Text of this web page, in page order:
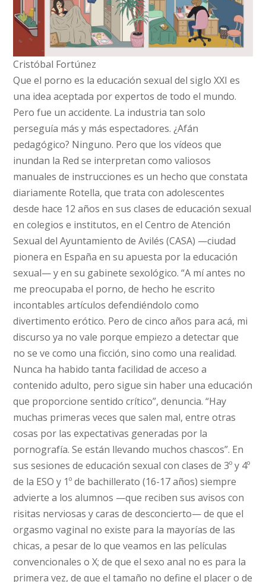
Cristóbal Fortúnez
Que el porno es la educación sexual del siglo XXI es
una idea aceptada por expertos de todo el mundo.
Pero fue un accidente. La industria tan solo
perseguía más y más espectadores. ¿Afán
pedagógico? Ninguno. Pero que los vídeos que
inundan la Red se interpretan como valiosos
manuales de instrucciones es un hecho que constata
diariamente Rotella, que trata con adolescentes
desde hace 12 años en sus clases de educación sexual
en colegios e institutos, en el Centro de Atención
Sexual del Ayuntamiento de Avilés (CASA) —ciudad
pionera en España en su apuesta por la educación
sexual— y en su gabinete sexológico. “A mí antes no
me preocupaba el porno, de hecho he escrito
incontables artículos defendiéndolo como
divertimento erótico. Pero de cinco años para acá, mi
discurso ya no vale porque empiezo a detectar que
no se ve como una ficción, sino como una realidad.
Nunca ha habido tanta facilidad de acceso a
contenido adulto, pero sigue sin haber una educación
que proporcione sentido crítico”, denuncia. “Hay
muchas primeras veces que salen mal, entre otras
cosas por las expectativas generadas por la
pornografía. Se están llevando muchos chascos”. En
sus sesiones de educación sexual con clases de 3º y 4º
de la ESO y 1º de bachillerato (16-17 años) siempre
advierte a los alumnos —que reciben sus avisos con
risitas nerviosas y caras de desconcierto— de que el
orgasmo vaginal no existe para la mayorías de las
chicas, a pesar de lo que veamos en las películas
convencionales o X; de que el sexo anal no es para la
primera vez, de que el tamaño no define el placer o de